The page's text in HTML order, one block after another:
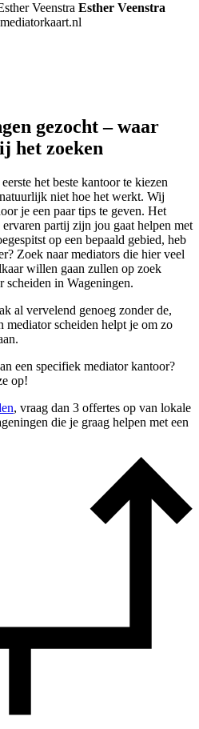
Esther Veenstra
gezocht – waar
het zoeken
het beste kantoor te kiezen
niet hoe het werkt. Wij
je een paar tips te geven. Het
partij zijn jou gaat helpen met
op een bepaald gebied, heb
Zoek naar mediators die hier veel
willen gaan zullen op zoek
scheiden in Wageningen.
al vervelend genoeg zonder de,
scheiden helpt je om zo
een specifiek mediator kantoor?
op!
, vraag dan 3 offertes op van lokale
die je graag helpen met een